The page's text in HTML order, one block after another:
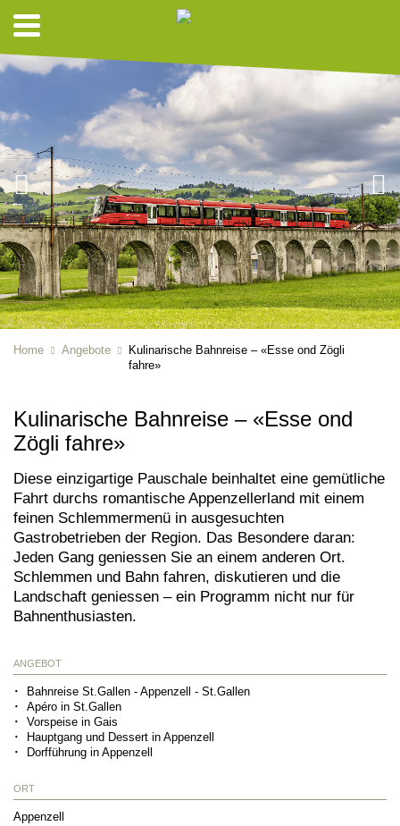
Home Angebote
Kulinarische Bahnreise – «Esse ond Zögli
fahre»
Kulinarische Bahnreise – «Esse ond
Zögli fahre»
Diese einzigartige Pauschale beinhaltet eine gemütliche
Fahrt durchs romantische Appenzellerland mit einem
feinen Schlemmermenü in ausgesuchten
Gastrobetrieben der Region. Das Besondere daran:
Jeden Gang geniessen Sie an einem anderen Ort.
Schlemmen und Bahn fahren, diskutieren und die
Landschaft geniessen – ein Programm nicht nur für
Bahnenthusiasten.
ANGEBOT
Bahnreise St.Gallen - Appenzell - St.Gallen
Apéro in St.Gallen
Vorspeise in Gais
Hauptgang und Dessert in Appenzell
Dorfführung in Appenzell
ORT
Appenzell